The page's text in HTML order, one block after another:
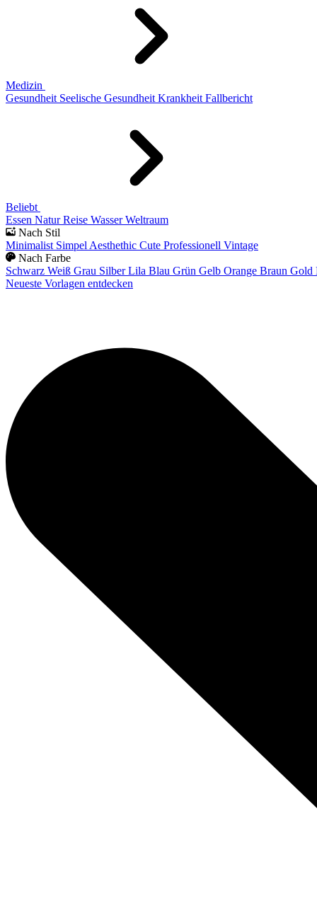
Medizin
Gesundheit Seelische Gesundheit Krankheit Fallbericht
Beliebt
Essen Natur Reise Wasser Weltraum
Nach Stil
Minimalist Simpel Aesthethic Cute Professionell Vintage
Nach Farbe
Schwarz Weiß Grau Silber Lila Blau Grün Gelb Orange Braun Gold
Neueste Vorlagen entdecken